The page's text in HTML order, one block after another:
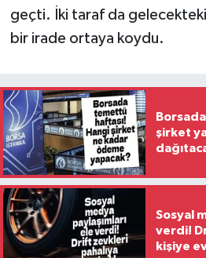
geçti. İki taraf da
bir irade ortaya koydu.
şirket
Sosyal
verdi!
kişiye